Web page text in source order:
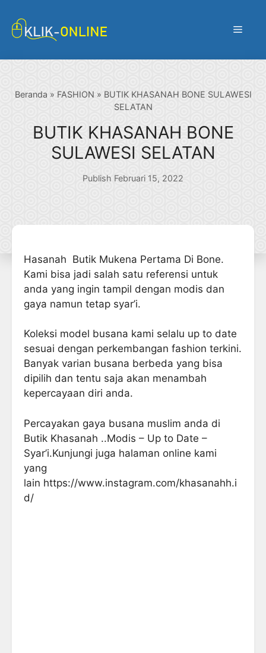
Menu
Beranda » FASHION » BUTIK KHASANAH BONE SULAWESI
SELATAN
BUTIK KHASANAH BONE
SULAWESI SELATAN
Publish Februari 15, 2022
Hasanah Butik Mukena Pertama Di Bone.
Kami bisa jadi salah satu referensi untuk
anda yang ingin tampil dengan modis dan
gaya namun tetap syar’i.
Koleksi model busana kami selalu up to date
sesuai dengan perkembangan fashion terkini.
Banyak varian busana berbeda yang bisa
dipilih dan tentu saja akan menambah
kepercayaan diri anda.
Percayakan gaya busana muslim anda di
Butik Khasanah ..Modis – Up to Date –
Syar’i.Kunjungi juga halaman online kami
yang
lain https://www.instagram.com/khasanahh.i
d/